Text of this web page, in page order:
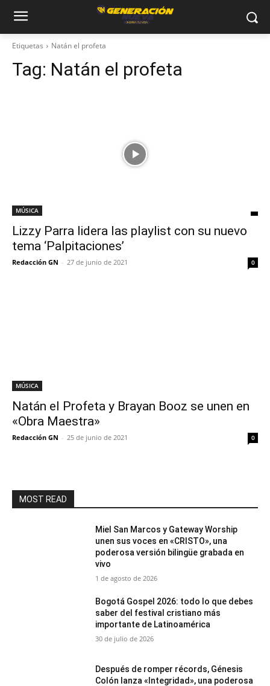
Etiquetas Natán el profeta
Tag: Natán el profeta
MÚSICA
Lizzy Parra lidera las playlist con su nuevo
tema ‘Palpitaciones’
Redacción GN - 27 de junio de 2021 0
MÚSICA
Natán el Profeta y Brayan Booz se unen en
«Obra Maestra»
Redacción GN - 25 de junio de 2021 0
MOST READ
Miel San Marcos y Gateway Worship
unen sus voces en «CRISTO», una
poderosa versión bilingüe grabada en
vivo
1 de agosto de 2026
Bogotá Gospel 2026: todo lo que debes
saber del festival cristiano más
importante de Latinoamérica
30 de julio de 2026
Después de romper récords, Génesis
Colón lanza «Integridad», una poderosa